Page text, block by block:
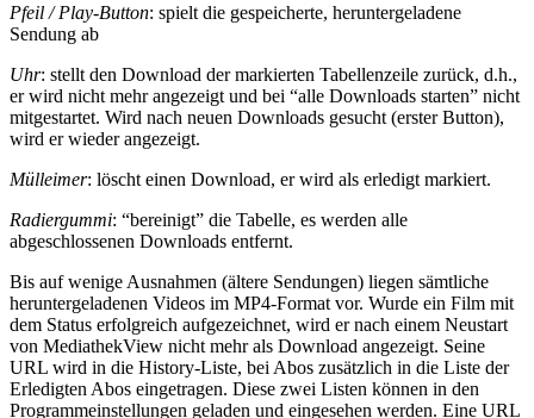
Pfeil / Play-Button: spielt die gespeicherte, heruntergeladene
Sendung ab
Uhr: stellt den Download der markierten Tabellenzeile zurück, d.h.,
er wird nicht mehr angezeigt und bei “alle Downloads starten” nicht
mitgestartet. Wird nach neuen Downloads gesucht (erster Button),
wird er wieder angezeigt.
Mülleimer: löscht einen Download, er wird als erledigt markiert.
Radiergummi: “bereinigt” die Tabelle, es werden alle
abgeschlossenen Downloads entfernt.
Bis auf wenige Ausnahmen (ältere Sendungen) liegen sämtliche
heruntergeladenen Videos im MP4-Format vor. Wurde ein Film mit
dem Status erfolgreich aufgezeichnet, wird er nach einem Neustart
von MediathekView nicht mehr als Download angezeigt. Seine
URL wird in die History-Liste, bei Abos zusätzlich in die Liste der
Erledigten Abos eingetragen. Diese zwei Listen können in den
Programmeinstellungen geladen und eingesehen werden. Eine URL